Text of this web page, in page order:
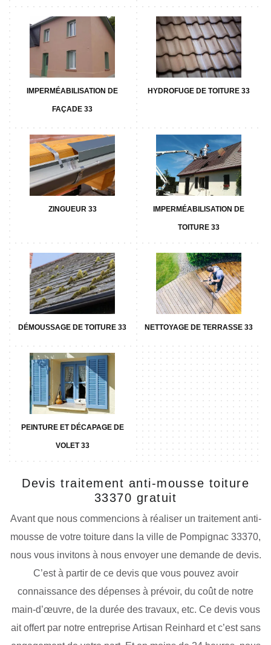
IMPERMÉABILISATION DE
FAÇADE 33
HYDROFUGE DE TOITURE 33
ZINGUEUR 33 IMPERMÉABILISATION DE
TOITURE 33
DÉMOUSSAGE DE TOITURE 33 NETTOYAGE DE TERRASSE 33
PEINTURE ET DÉCAPAGE DE
VOLET 33
Devis traitement anti-mousse toiture
33370 gratuit
Avant que nous commencions à réaliser un traitement anti-
mousse de votre toiture dans la ville de Pompignac 33370,
nous vous invitons à nous envoyer une demande de devis.
C’est à partir de ce devis que vous pouvez avoir
connaissance des dépenses à prévoir, du coût de notre
main-d’œuvre, de la durée des travaux, etc. Ce devis vous
ait offert par notre entreprise Artisan Reinhard et c’est sans